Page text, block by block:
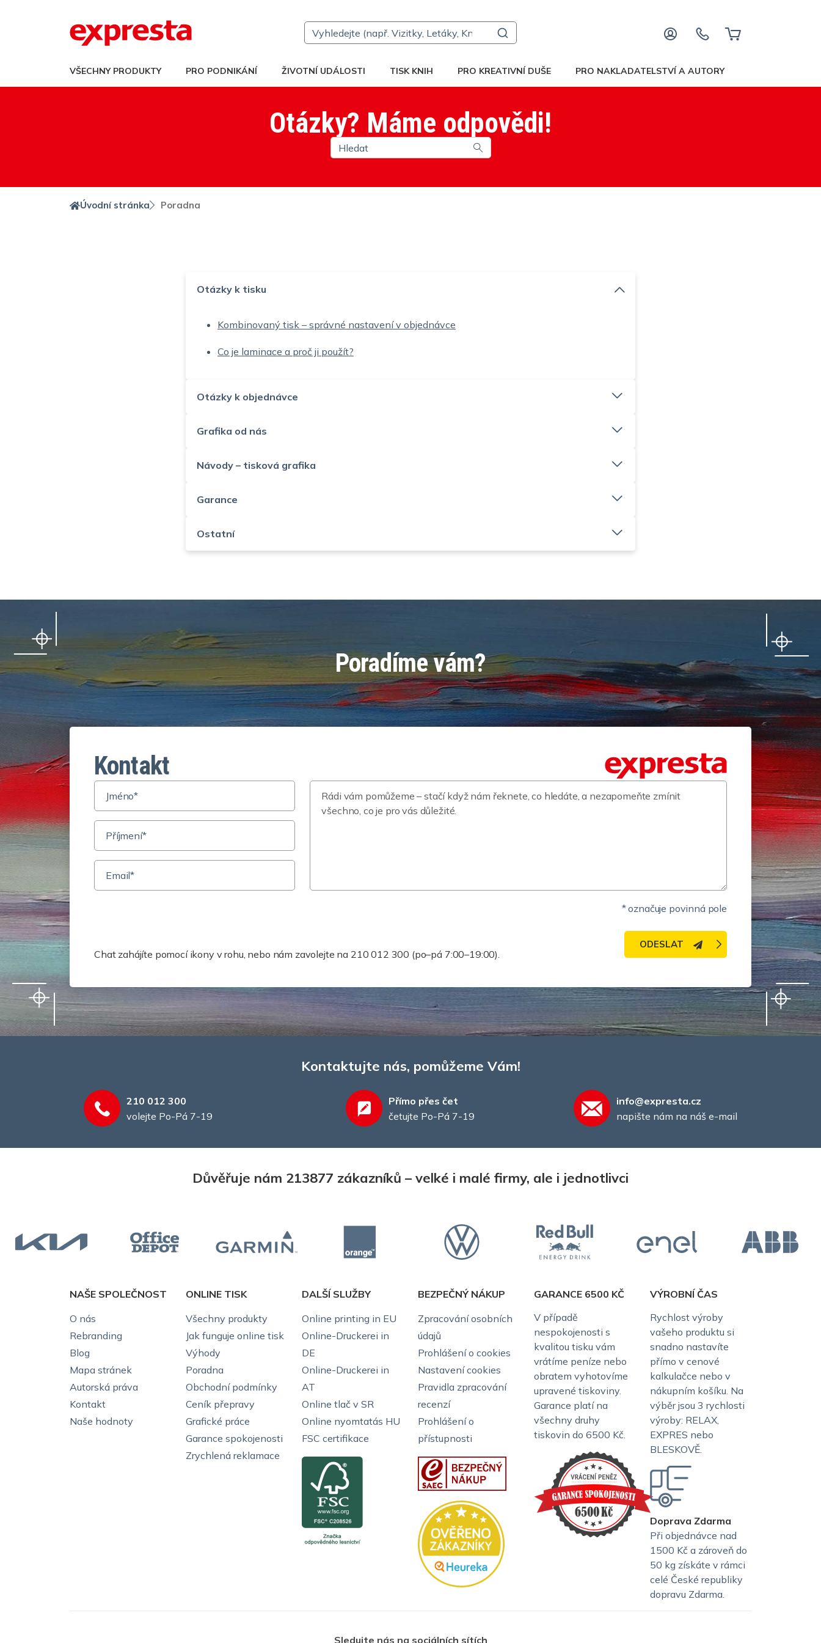
VŠECHNY PRODUKTY PRO PODNIKÁNÍ ŽIVOTNÍ UDÁLOSTI TISK KNIH PRO KREATIVNÍ DUŠE PRO NAKLADATELSTVÍ A AUTORY
Otázky? Máme odpovědi!
Úvodní stránka Poradna
Otázky k tisku
Kombinovaný tisk – správné nastavení v objednávce
Co je laminace a proč ji použít?
Otázky k objednávce
Grafika od nás
Návody – tisková grafika
Garance
Ostatní
Poradíme vám?
Kontakt
* označuje povinná pole
Chat zahájíte pomocí ikony v rohu, nebo nám zavolejte na 210 012 300 (po–pá 7:00–19:00).
ODESLAT
Kontaktujte nás, pomůžeme Vám!
210 012 300
volejte Po-Pá 7-19
Přímo přes čet
četujte Po-Pá 7-19
info@expresta.cz
napište nám na náš e-mail
Důvěřuje nám 213877 zákazníků – velké i malé firmy, ale i jednotlivci
NAŠE SPOLEČNOST
O nás
Rebranding
Blog
Mapa stránek
Autorská práva
Kontakt
Naše hodnoty
ONLINE TISK
Všechny produkty
Jak funguje online tisk
Výhody
Poradna
Obchodní podmínky
Ceník přepravy
Grafické práce
Garance spokojenosti
Zrychlená reklamace
DALŠÍ SLUŽBY
Online printing in EU
Online-Druckerei in
DE
Online-Druckerei in
AT
Online tlač v SR
Online nyomtatás HU
FSC certifikace
BEZPEČNÝ NÁKUP
Zpracování osobních
údajů
Prohlášení o cookies
Nastavení cookies
Pravidla zpracování
recenzí
Prohlášení o
přístupnosti
GARANCE 6500 KČ
V případě
nespokojenosti s
kvalitou tisku vám
vrátíme peníze nebo
obratem vyhotovíme
upravené tiskoviny.
Garance platí na
všechny druhy
tiskovin do 6500 Kč.
VÝROBNÍ ČAS
Rychlost výroby
vašeho produktu si
snadno nastavíte
přímo v cenové
kalkulačce nebo v
nákupním košíku. Na
výběr jsou 3 rychlosti
výroby: RELAX,
EXPRES nebo
BLESKOVĚ.
Doprava Zdarma
Při objednávce nad
1500 Kč a zároveň do
50 kg získáte v rámci
celé České republiky
dopravu Zdarma.
Sledujte nás na sociálních sítích